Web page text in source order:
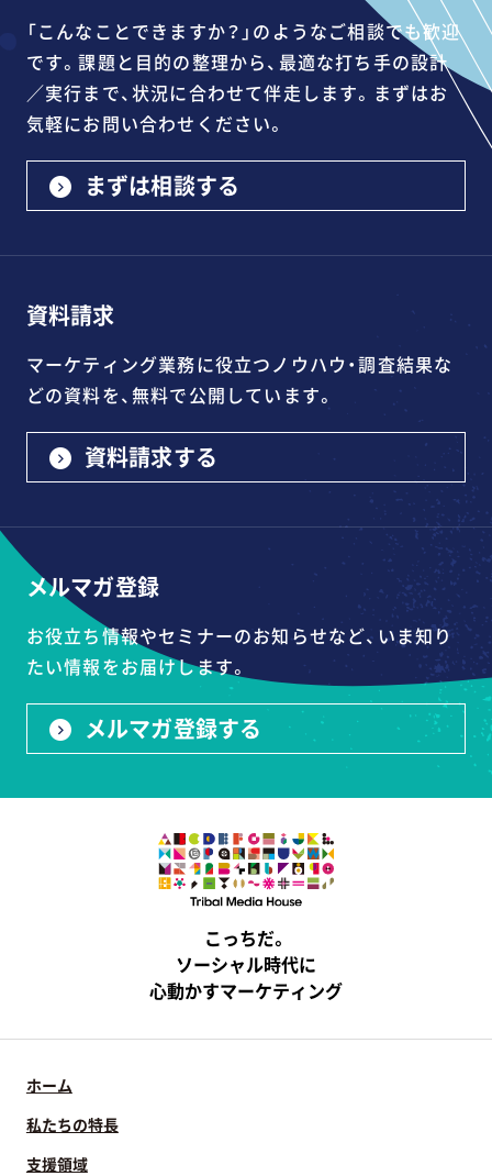
「こんなことできますか？」のようなご相談でも歓迎
です。課題と目的の整理から、最適な打ち手の設計
／実行まで、状況に合わせて伴走します。まずはお
気軽にお問い合わせください。
まずは相談する
資料請求
マーケティング業務に役立つノウハウ・調査結果な
どの資料を、無料で公開しています。
資料請求する
メルマガ登録
お役立ち情報やセミナーのお知らせなど、いま知り
たい情報をお届けします。
メルマガ登録する
こっちだ。
ソーシャル時代に
心動かすマーケティング
ホーム
私たちの特長
支援領域